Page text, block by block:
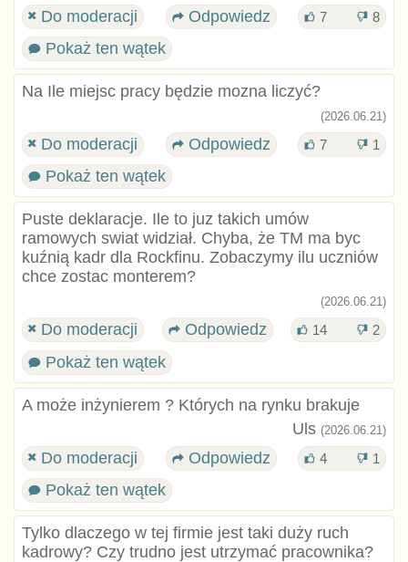
Do moderacji Odpowiedz 7 8
Pokaż ten wątek
Na Ile miejsc pracy będzie mozna liczyć?
(2026.06.21)
Do moderacji Odpowiedz 7 1
Pokaż ten wątek
Puste deklaracje. Ile to juz takich umów
ramowych swiat widział. Chyba, że TM ma byc
kuźnią kadr dla Rockfinu. Zobaczymy ilu uczniów
chce zostac monterem?
(2026.06.21)
Do moderacji Odpowiedz 14 2
Pokaż ten wątek
A może inżynierem ? Których na rynku brakuje
Uls (2026.06.21)
Do moderacji Odpowiedz 4 1
Pokaż ten wątek
Tylko dlaczego w tej firmie jest taki duży ruch
kadrowy? Czy trudno jest utrzymać pracownika?